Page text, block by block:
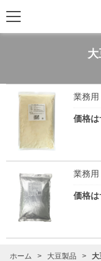
業務
価格は
業務
価格は
ホーム > 大豆製品 > 大